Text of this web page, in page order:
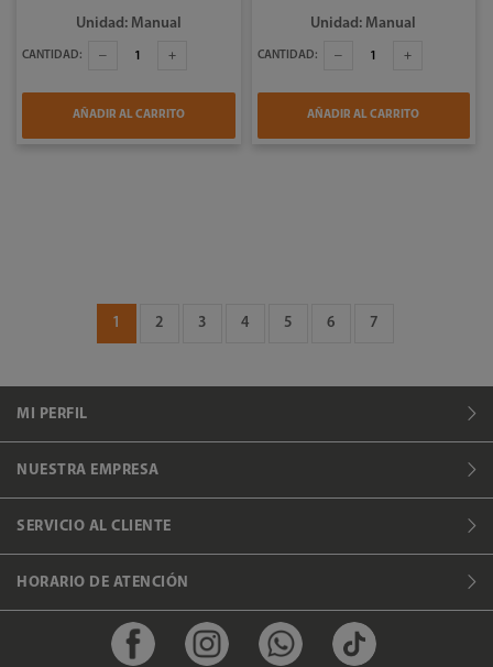
Unidad: Manual
CANTIDAD:
AÑADIR AL CARRITO
Unidad: Manual
CANTIDAD:
AÑADIR AL CARRITO
1 2 3 4 5 6 7
MI PERFIL
NUESTRA EMPRESA
SERVICIO AL CLIENTE
HORARIO DE ATENCIÓN